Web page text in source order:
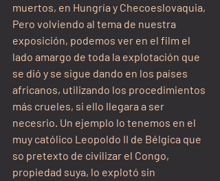
muertos, en Hungría y Checoeslovaquia,
Pero volviendo al tema de nuestra
exposición, podemos ver en el film el
lado amargo de toda la explotación que
se dió y se sigue dando en los países
africanos, utilizando los procedimientos
más crueles, si ello llegara a ser
necesrio. Un ejemplo lo tenemos en el
muy católico Leopoldo II de Bélgica que
so pretexto de civilizar el Congo,
propiedad suya, lo explotó sin